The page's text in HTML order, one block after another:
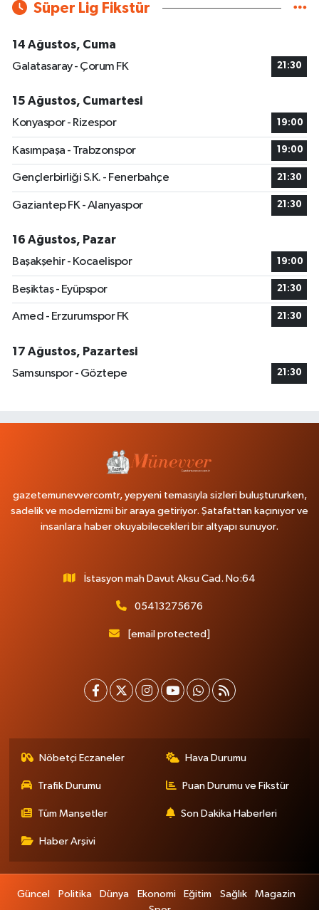
Süper Lig Fikstür
14 Ağustos, Cuma
Galatasaray - Çorum FK
21:30
15 Ağustos, Cumartesi
Konyaspor - Rizespor
19:00
Kasımpaşa - Trabzonspor 19:00
Gençlerbirliği S.K. - Fenerbahçe 21:30
Gaziantep FK - Alanyaspor 21:30
16 Ağustos, Pazar
Başakşehir - Kocaelispor
19:00
Beşiktaş - Eyüpspor 21:30
Amed - Erzurumspor FK 21:30
17 Ağustos, Pazartesi
Samsunspor - Göztepe
21:30
gazetemunevvercomtr, yepyeni temasıyla sizleri buluştururken,
sadelik ve modernizmi bir araya getiriyor. Şatafattan kaçınıyor ve
insanlara haber okuyabilecekleri bir altyapı sunuyor.
İstasyon mah Davut Aksu Cad. No:64
05413275676
[email protected]
Nöbetçi Eczaneler Hava Durumu
Trafik Durumu Puan Durumu ve Fikstür
Tüm Manşetler Son Dakika Haberleri
Haber Arşivi
Güncel Politika Dünya Ekonomi Eğitim Sağlık
Magazin